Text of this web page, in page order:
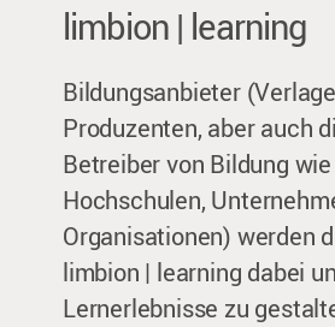
limbion | learning
Bildungsanbieter
Produzenten, aber auch
Betreiber von Bildung
Hochschulen,
Organisationen) werden
limbion | learning dabei
Lernerlebnisse zu